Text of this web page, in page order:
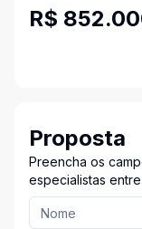
R$
Proposta
Preencha os
especialistas